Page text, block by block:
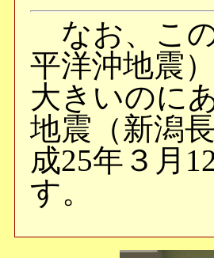
なお、こ
平洋沖地震
大きいのに
地震（新潟
成25年３月
す。